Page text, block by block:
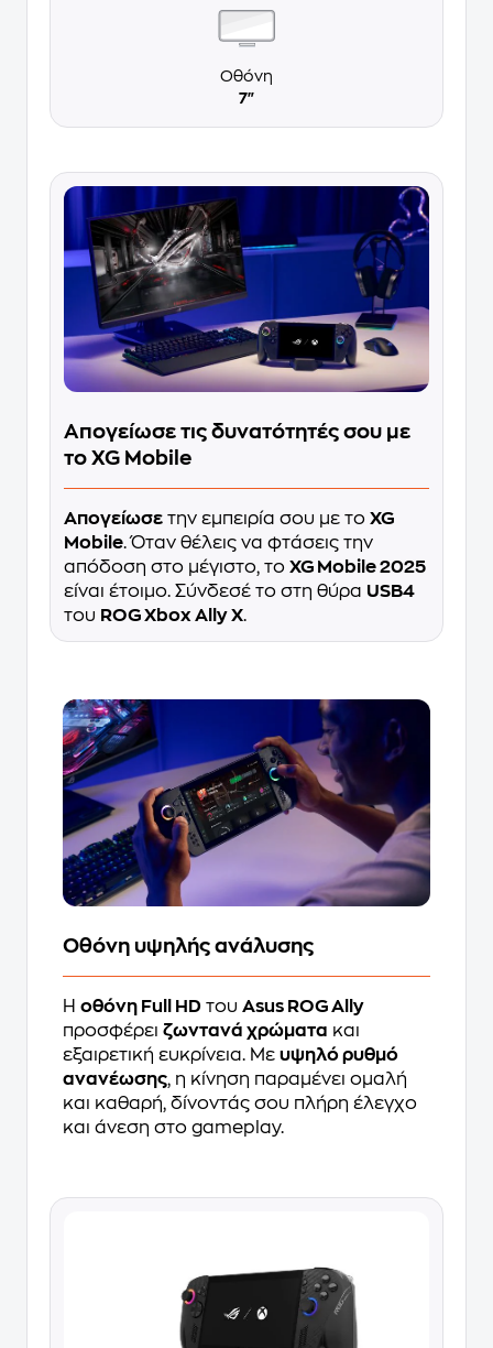
Οθόνη
7"
Απογείωσε τις δυνατότητές σου με
το XG Mobile
Απογείωσε την εμπειρία σου με το XG
Mobile. Όταν θέλεις να φτάσεις την
απόδοση στο μέγιστο, το XG Mobile 2025
είναι έτοιμο. Σύνδεσέ το στη θύρα USB4
του ROG Xbox Ally X.
Οθόνη υψηλής ανάλυσης
Η οθόνη Full HD του Asus ROG Ally
προσφέρει ζωντανά χρώματα και
εξαιρετική ευκρίνεια. Με υψηλό ρυθμό
ανανέωσης, η κίνηση παραμένει ομαλή
και καθαρή, δίνοντάς σου πλήρη έλεγχο
και άνεση στο gameplay.